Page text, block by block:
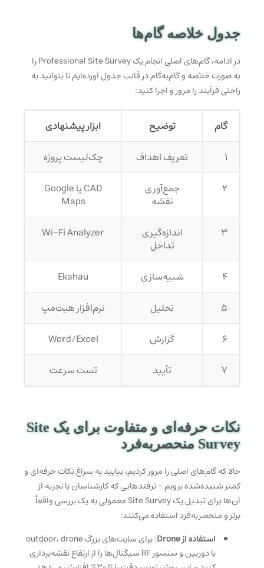
جدول خلاصه گام‌ها
در ادامه، گام‌های اصلی انجام یک Professional Site Survey را
به صورت خلاصه و گام‌به‌گام در قالب جدول آورده‌ایم تا بتوانید به
راحتی فرآیند را مرور و اجرا کنید:
گام توضیح
ابزار پیشنهادی
۱
تعریف اهداف
چک‌لیست پروژه
۲
جمع‌آوری
نقشه
CAD یا Google
Maps
۳
اندازه‌گیری
تداخل
Wi-Fi Analyzer
۴ شبیه‌سازی
Ekahau
۵
تحلیل
نرم‌افزار هیت‌مپ
۶
گزارش
Word/Excel
۷
تأیید تست سرعت
نکات حرفه‌ای و متفاوت برای یک Site
Survey منحصربه‌فرد
حالا که گام‌های اصلی را مرور کردیم، بیایید به سراغ نکات حرفه‌ای و
کمتر شنیده‌شده برویم – ترفندهایی که کارشناسان با تجربه از
آن‌ها برای تبدیل یک Site Survey معمولی به یک بررسی واقعاً
برتر و منحصربه‌فرد استفاده می‌کنند:
استفاده از Drone
: برای سایت‌های بزرگ outdoor، drone
با دوربین و سنسور RF سیگنال‌ها را از ارتفاع نقشه‌برداری